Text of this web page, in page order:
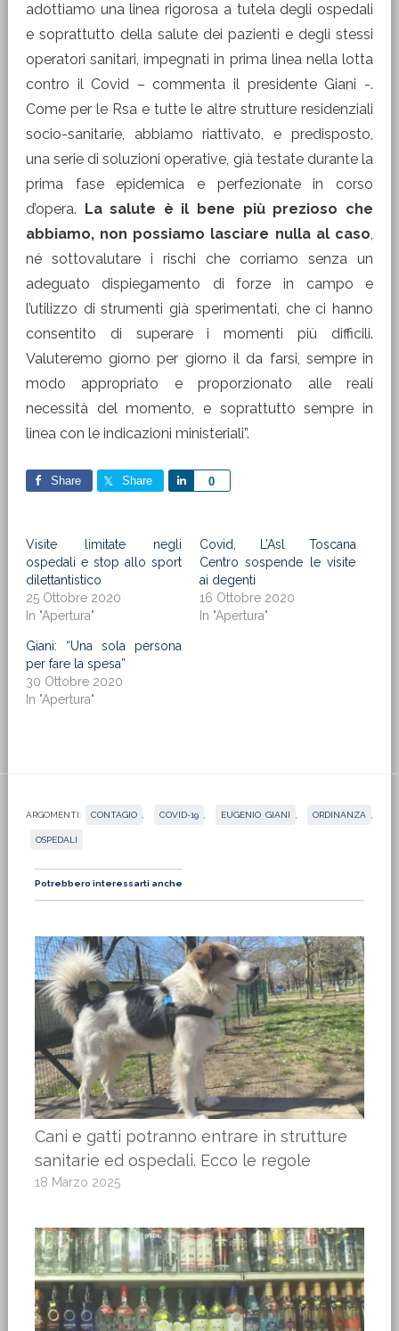
adottiamo una linea rigorosa a tutela degli ospedali
e soprattutto della salute dei pazienti e degli stessi
operatori sanitari, impegnati in prima linea nella lotta
contro il Covid – commenta il presidente Giani -.
Come per le Rsa e tutte le altre strutture residenziali
socio-sanitarie, abbiamo riattivato, e predisposto,
una serie di soluzioni operative, già testate durante la
prima fase epidemica e perfezionate in corso
d’opera. La salute è il bene più prezioso che
abbiamo, non possiamo lasciare nulla al caso,
né sottovalutare i rischi che corriamo senza un
adeguato dispiegamento di forze in campo e
l’utilizzo di strumenti già sperimentati, che ci hanno
consentito di superare i momenti più difficili.
Valuteremo giorno per giorno il da farsi, sempre in
modo appropriato e proporzionato alle reali
necessità del momento, e soprattutto sempre in
linea con le indicazioni ministeriali”.
Share Share 0
Share
Visite limitate negli
ospedali e stop allo sport
dilettantistico
25 Ottobre 2020
In "Apertura"
Covid, L’Asl Toscana
Centro sospende le visite
ai degenti
16 Ottobre 2020
In "Apertura"
Giani: “Una sola persona
per fare la spesa”
30 Ottobre 2020
In "Apertura"
ARGOMENTI: CONTAGIO COVID-19 EUGENIO GIANI ORDINANZA
OSPEDALI
Potrebbero interessarti anche
Cani e gatti potranno entrare in strutture
sanitarie ed ospedali. Ecco le regole
18 Marzo 2025